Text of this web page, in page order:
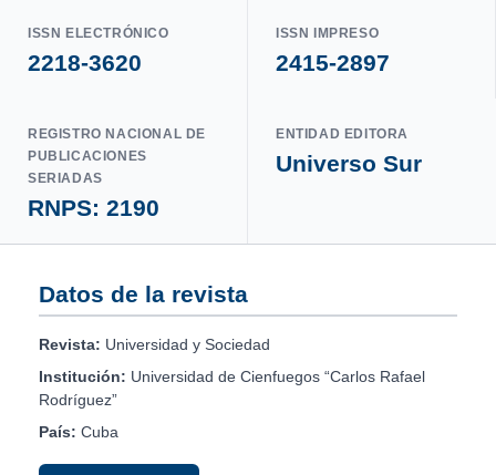
ISSN ELECTRÓNICO
2218-3620
ISSN IMPRESO
2415-2897
REGISTRO NACIONAL DE
PUBLICACIONES
SERIADAS
RNPS: 2190
ENTIDAD EDITORA
Universo Sur
Datos de la revista
Revista: Universidad y Sociedad
Institución: Universidad de Cienfuegos “Carlos Rafael
Rodríguez”
País: Cuba